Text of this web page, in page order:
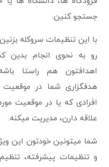
جستجو کنین.
با این تنظیمات سروکله
رو به نحوی انجام بدین
اهدافتون هم راستا
هدفگزاری شما در موقعیت
افرادی که یا در موقعیت
علاقه دارن، مدیریت میکنه.
شما میتونین خودتون این
و تنظیمات پیشرفته،